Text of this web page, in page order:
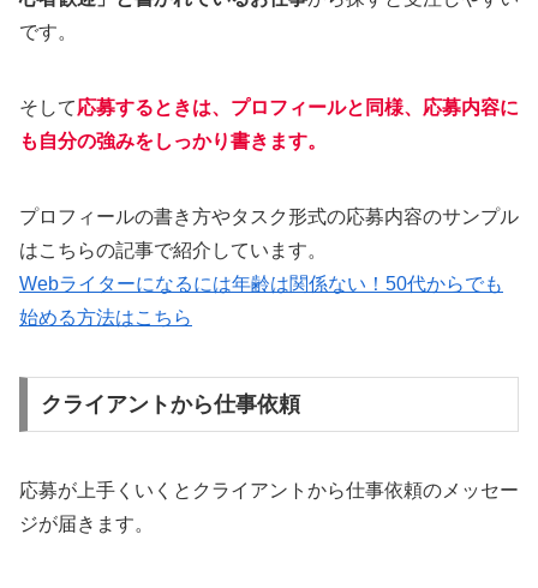
です。
そして応募するときは、プロフィールと同様、応募内容に
も自分の強みをしっかり書きます。
プロフィールの書き方やタスク形式の応募内容のサンプル
はこちらの記事で紹介しています。
Webライターになるには年齢は関係ない！50代からでも
始める方法はこちら
クライアントから仕事依頼
応募が上手くいくとクライアントから仕事依頼のメッセー
ジが届きます。